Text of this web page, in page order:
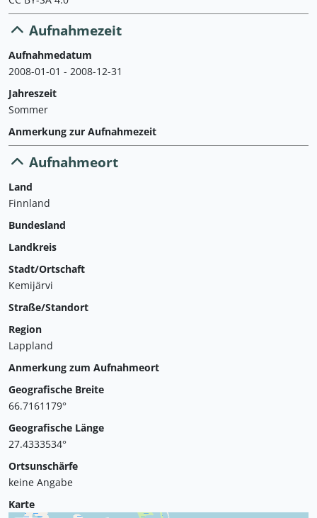
Aufnahmezeit
Aufnahmedatum
2008-01-01 - 2008-12-31
Jahreszeit
Sommer
Anmerkung zur Aufnahmezeit
Aufnahmeort
Land
Finnland
Bundesland
Landkreis
Stadt/Ortschaft
Kemijärvi
Straße/Standort
Region
Lappland
Anmerkung zum Aufnahmeort
Geografische Breite
66.7161179°
Geografische Länge
27.4333534°
Ortsunschärfe
keine Angabe
Karte